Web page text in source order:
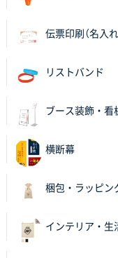
伝票印刷（名入れ
リストバンド
ブース装飾・看
横断幕
梱包・ラッピン
インテリア・生